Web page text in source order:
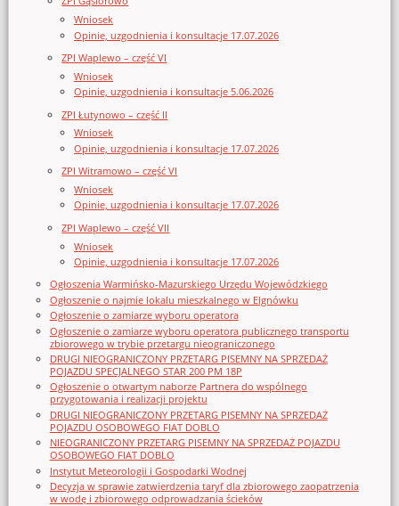
Wniosek
Opinie, uzgodnienia i konsultacje 17.07.2026
ZPI Waplewo – część VI
Wniosek
Opinie, uzgodnienia i konsultacje 5.06.2026
ZPI Łutynowo – część II
Wniosek
Opinie, uzgodnienia i konsultacje 17.07.2026
ZPI Witramowo – część VI
Wniosek
Opinie, uzgodnienia i konsultacje 17.07.2026
ZPI Waplewo – część VII
Wniosek
Opinie, uzgodnienia i konsultacje 17.07.2026
Ogłoszenia Warmińsko-Mazurskiego Urzędu Wojewódzkiego
Ogłoszenie o najmie lokalu mieszkalnego w Elgnówku
Ogłoszenie o zamiarze wyboru operatora
Ogłoszenie o zamiarze wyboru operatora publicznego transportu
zbiorowego w trybie przetargu nieograniczonego
DRUGI NIEOGRANICZONY PRZETARG PISEMNY NA SPRZEDAŻ
POJAZDU SPECJALNEGO STAR 200 PM 18P
Ogłoszenie o otwartym naborze Partnera do wspólnego
przygotowania i realizacji projektu
DRUGI NIEOGRANICZONY PRZETARG PISEMNY NA SPRZEDAŻ
POJAZDU OSOBOWEGO FIAT DOBLO
NIEOGRANICZONY PRZETARG PISEMNY NA SPRZEDAŻ POJAZDU
OSOBOWEGO FIAT DOBLO
Instytut Meteorologii i Gospodarki Wodnej
Decyzja w sprawie zatwierdzenia taryf dla zbiorowego zaopatrzenia
w wodę i zbiorowego odprowadzania ścieków